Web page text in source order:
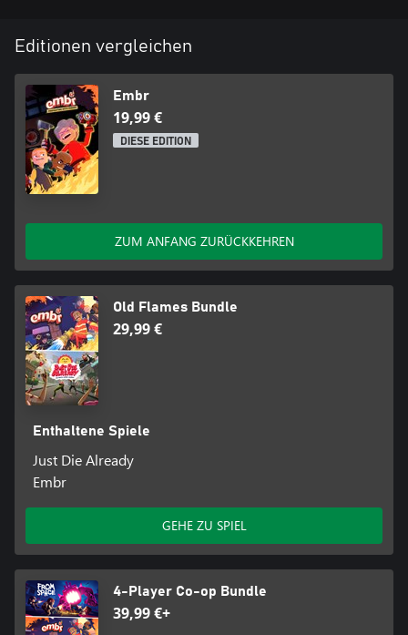
Editionen vergleichen
Embr
19,99 €
DIESE EDITION
ZUM ANFANG ZURÜCKKEHREN
Old Flames Bundle
29,99 €
Enthaltene Spiele
Just Die Already
Embr
GEHE ZU SPIEL
4-Player Co-op Bundle
39,99 €+